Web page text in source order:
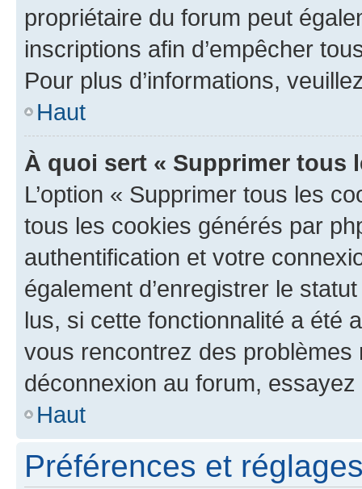
propriétaire du forum peut
inscriptions afin d’empêcher
Pour plus d’informations,
Haut
À quoi sert « Supprimer tous
L’option « Supprimer tous les
tous les cookies générés par
authentification et votre
également d’enregistrer le
lus, si cette fonctionnalité a été
vous rencontrez des
déconnexion au forum,
Haut
Préférences et